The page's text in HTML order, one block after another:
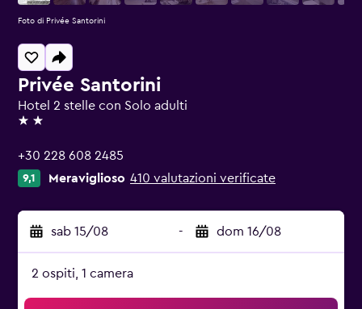
Privée Santorini
Hotel 2 stelle con Solo adulti
2 stelle
+30 228 608 2485
9,1 Meraviglioso 410 valutazioni verificate
sab 15/08 - dom 16/08
2 ospiti, 1 camera
Foto di Privée Santorini